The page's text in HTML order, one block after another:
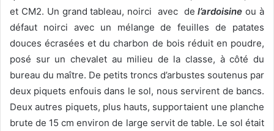
et CM2. Un grand tableau, noirci avec del’ardoisine ou à
défaut noirci avec un mélange de feuilles de patates
douces écrasées et du charbon de bois réduit en poudre,
posé sur un chevalet au milieu de la classe, à côté du
bureau du maître. De petits troncs d’arbustes soutenus par
deux piquets enfouis dans le sol, nous servirent de bancs.
Deux autres piquets, plus hauts, supportaient une planche
brute de 15 cm environ de large servit de table. Le sol était